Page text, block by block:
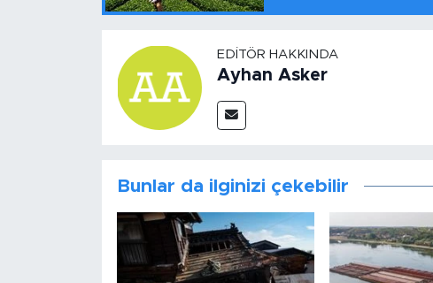
EDITÖR HAKKINDA
Ayhan Asker
Bunlar da ilginizi çekebilir